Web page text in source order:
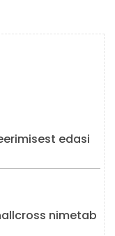
edasi
nimetab